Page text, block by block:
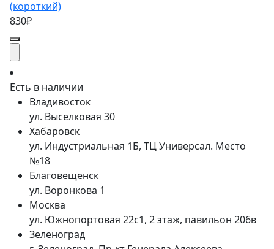
(короткий)
830₽
Есть в наличии
Владивосток
ул. Выселковая 30
Хабаровск
ул. Индустриальная 1Б, ТЦ Универсал. Место
№18
Благовещенск
ул. Воронкова 1
Москва
ул. Южнопортовая 22с1, 2 этаж, павильон 206в
Зеленоград